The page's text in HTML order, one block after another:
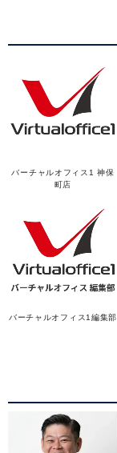
バーチャルオフィス1 神保
町店
バーチャルオフィス1編集部